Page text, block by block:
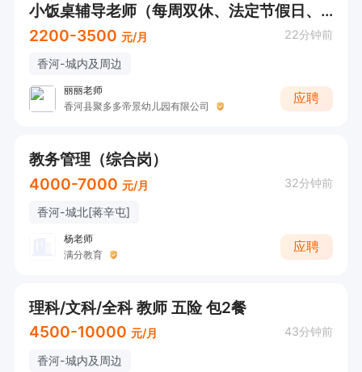
小饭桌辅导老师（每周双休、法定节假日、提供午饭）
2200-3500 元/月 22分钟前
香河-城内及周边
丽丽老师
香河县聚多多帝景幼儿园有限公司
应聘
教务管理（综合岗）
4000-7000 元/月 32分钟前
香河-城北[蒋辛屯]
杨老师
满分教育
应聘
理科/文科/全科 教师 五险 包2餐
4500-10000 元/月 43分钟前
香河-城内及周边